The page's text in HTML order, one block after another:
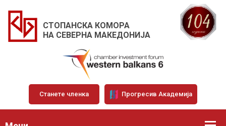
СТОПАНСКА КОМОРА
НА СЕВЕРНА МАКЕДОНИЈА
Станете членка Прогресив Академија